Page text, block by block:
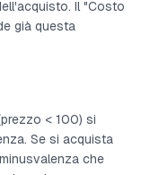
Il "Costo
già questa
< 100) si
Se si acquista
che